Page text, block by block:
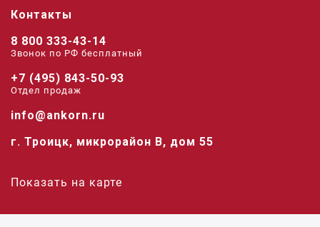
Контакты
8 800 333-43-14
Звонок по РФ беcплатный
+7 (495) 843-50-93
Отдел продаж
info@ankorn.ru
г. Троицк, микрорайон В, дом 55
Показать на карте